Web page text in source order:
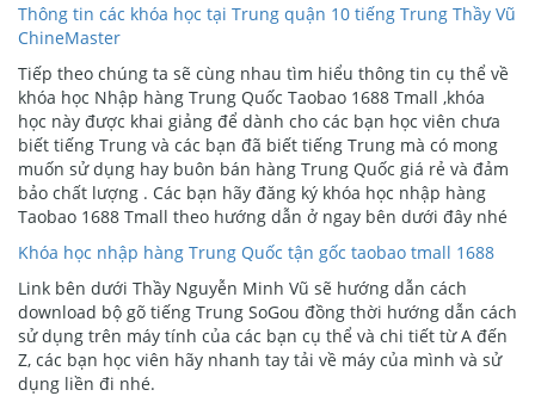
Thông tin các khóa học tại Trung quận 10 tiếng Trung Thầy Vũ
ChineMaster
Tiếp theo chúng ta sẽ cùng nhau tìm hiểu thông tin cụ thể về
khóa học Nhập hàng Trung Quốc Taobao 1688 Tmall ,khóa
học này được khai giảng để dành cho các bạn học viên chưa
biết tiếng Trung và các bạn đã biết tiếng Trung mà có mong
muốn sử dụng hay buôn bán hàng Trung Quốc giá rẻ và đảm
bảo chất lượng . Các bạn hãy đăng ký khóa học nhập hàng
Taobao 1688 Tmall theo hướng dẫn ở ngay bên dưới đây nhé
Khóa học nhập hàng Trung Quốc tận gốc taobao tmall 1688
Link bên dưới Thầy Nguyễn Minh Vũ sẽ hướng dẫn cách
download bộ gõ tiếng Trung SoGou đồng thời hướng dẫn cách
sử dụng trên máy tính của các bạn cụ thể và chi tiết từ A đến
Z, các bạn học viên hãy nhanh tay tải về máy của mình và sử
dụng liền đi nhé.